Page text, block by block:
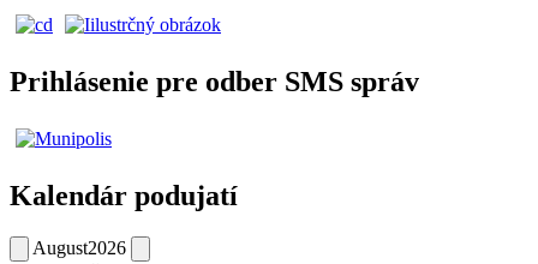
Prihlásenie pre odber SMS správ
Kalendár podujatí
August2026